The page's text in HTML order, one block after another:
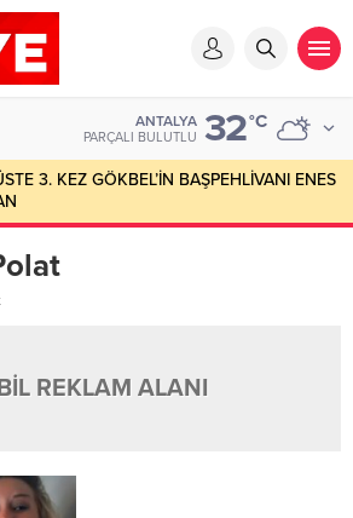
ANTALYA
PARÇALI BULUTLU 32°C
3. KEZ GÖKBEL’İN BAŞPEHLİVANI ENES
REKLAM ALANI